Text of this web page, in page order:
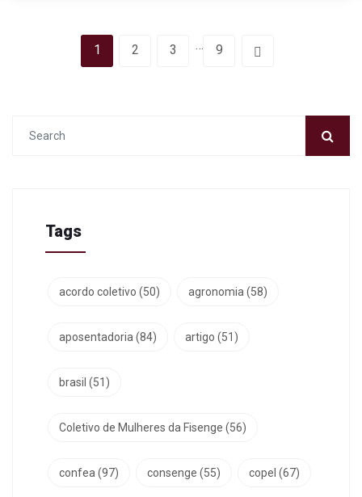
1 2 3 … 9
Tags
acordo coletivo (50) agronomia (58)
aposentadoria (84) artigo (51)
brasil (51)
Coletivo de Mulheres da Fisenge (56)
confea (97) consenge (55) copel (67)